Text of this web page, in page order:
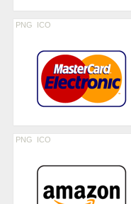
PNG ICO
PNG ICO